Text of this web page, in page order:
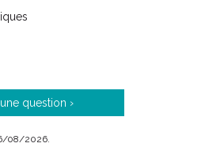
et dans les
question ›
08/2026.